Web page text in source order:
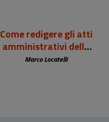
Come redigere gli atti
amministrativi della
biblioteca
Marco Locatelli